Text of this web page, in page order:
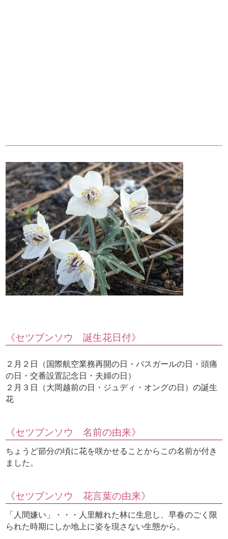
《セツブンソウ 誕生花日付》
２月２日（国際航空業務再開の日・バスガールの日・頭痛
の日・交番設置記念日・夫婦の日）
２月３日（大岡越前の日・ジュディ・オングの日）の誕生
花
《セツブンソウ 名前の由来》
ちょうど節分の頃に花を咲かせることからこの名前が付き
ました。
《セツブンソウ 花言葉の由来》
「人間嫌い」・・・人里離れた林に生息し、早春のごく限
られた時期にしか地上に姿を現さない生態から。